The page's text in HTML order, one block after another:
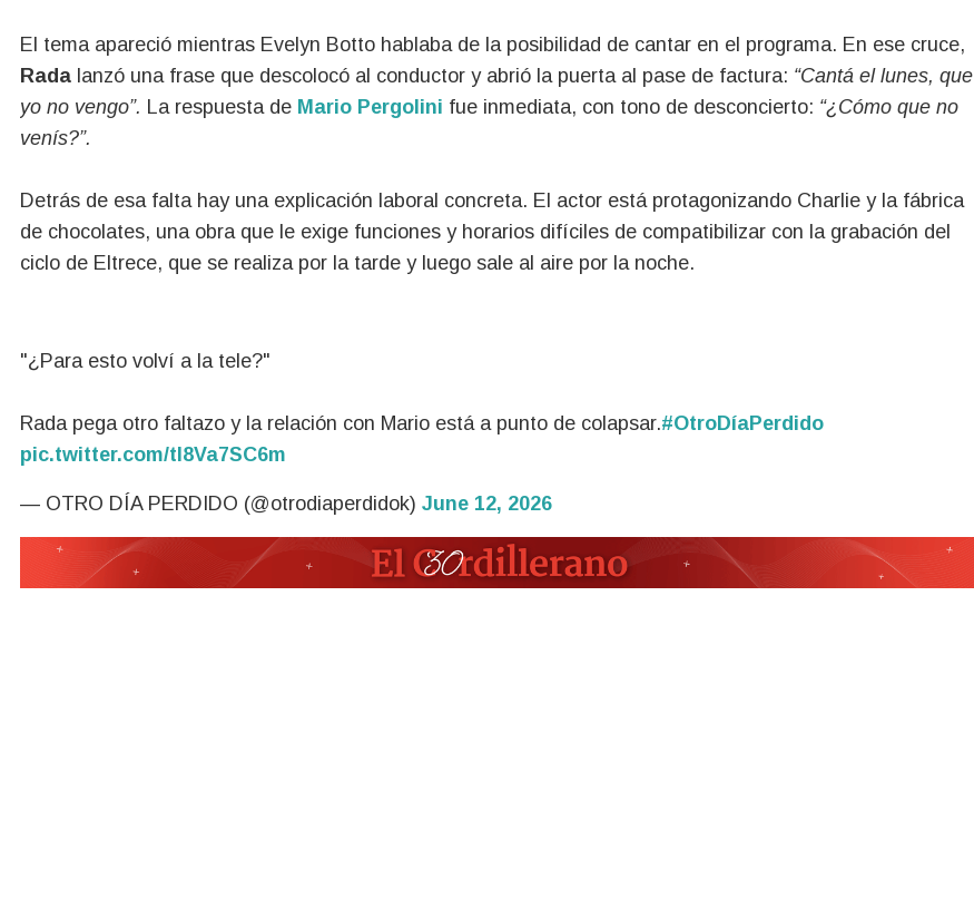
El tema apareció mientras Evelyn Botto hablaba de la posibilidad de cantar en el programa. En ese cruce,
Rada lanzó una frase que descolocó al conductor y abrió la puerta al pase de factura: “Cantá el lunes, que
yo no vengo”. La respuesta de Mario Pergolini fue inmediata, con tono de desconcierto: “¿Cómo que no
venís?”.
Detrás de esa falta hay una explicación laboral concreta. El actor está protagonizando Charlie y la fábrica
de chocolates, una obra que le exige funciones y horarios difíciles de compatibilizar con la grabación del
ciclo de Eltrece, que se realiza por la tarde y luego sale al aire por la noche.
"¿Para esto volví a la tele?"
Rada pega otro faltazo y la relación con Mario está a punto de colapsar.#OtroDíaPerdido
pic.twitter.com/tI8Va7SC6m
— OTRO DÍA PERDIDO (@otrodiaperdidok) June 12, 2026